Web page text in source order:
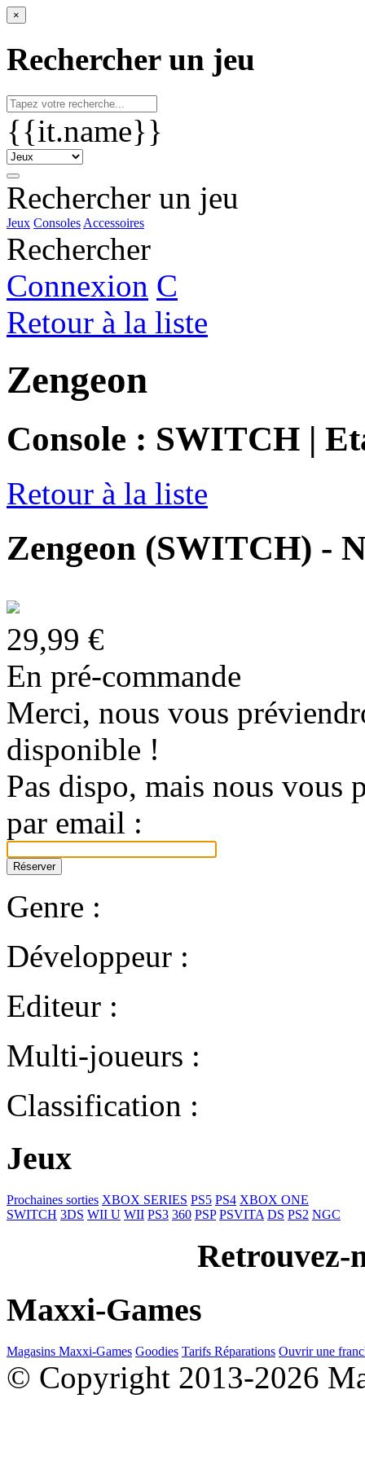
×
Rechercher un jeu
{{it.name}}
Rechercher un jeu
Jeux Consoles Accessoires
Rechercher
Connexion C
Retour à la liste
Zengeon
Console : SWITCH |
Retour à la liste
Zengeon (SWITCH) -
29,99 €
En pré-commande
Merci, nous vous
disponible !
Pas dispo, mais nous vous
par email :
Genre :
Développeur :
Editeur :
Multi-joueurs :
Classification :
Jeux
Prochaines sorties XBOX SERIES PS5 PS4 XBOX ONE
SWITCH 3DS WII U WII PS3 360 PSP PSVITA DS PS2 NGC
Retrouvez-
Maxxi-Games
Magasins Maxxi-Games Goodies Tarifs Réparations Ouvrir une
© Copyright 2013-2026